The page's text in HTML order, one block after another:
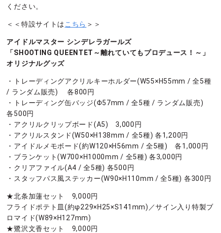
ください。
＜＜特設サイトは こちら ＞＞
アイドルマスター シンデレラガールズ
「SHOOTING QUEENTET～離れていてもプロデュース！～」
オリジナルグッズ
・トレーディングアクリルキーホルダー(W55×H55mm / 全5種
/ ランダム販売) 各800円
・トレーディング缶バッジ(Φ57mm / 全5種 / ランダム販売)
各500円
・アクリルクリップボード(A5) 3,000円
・アクリルスタンド(W50×H138mm / 全5種) 各1,200円
・アイドルメモボード(約W120×H56mm / 全5種) 各1,000円
・ブランケット(W700×H1000mm / 全5種) 各3,000円
・クリアファイル(A4 / 全5種) 各500円
・スタッフパス風ステッカー(W90×H110mm / 全5種) 各300円
★北条加蓮セット 9,000円
フライドポテト皿(約φ229×H25×S141mm)／サイン入り特製ブ
ロマイド(W89×H127mm)
★鷺沢文香セット 9,000円